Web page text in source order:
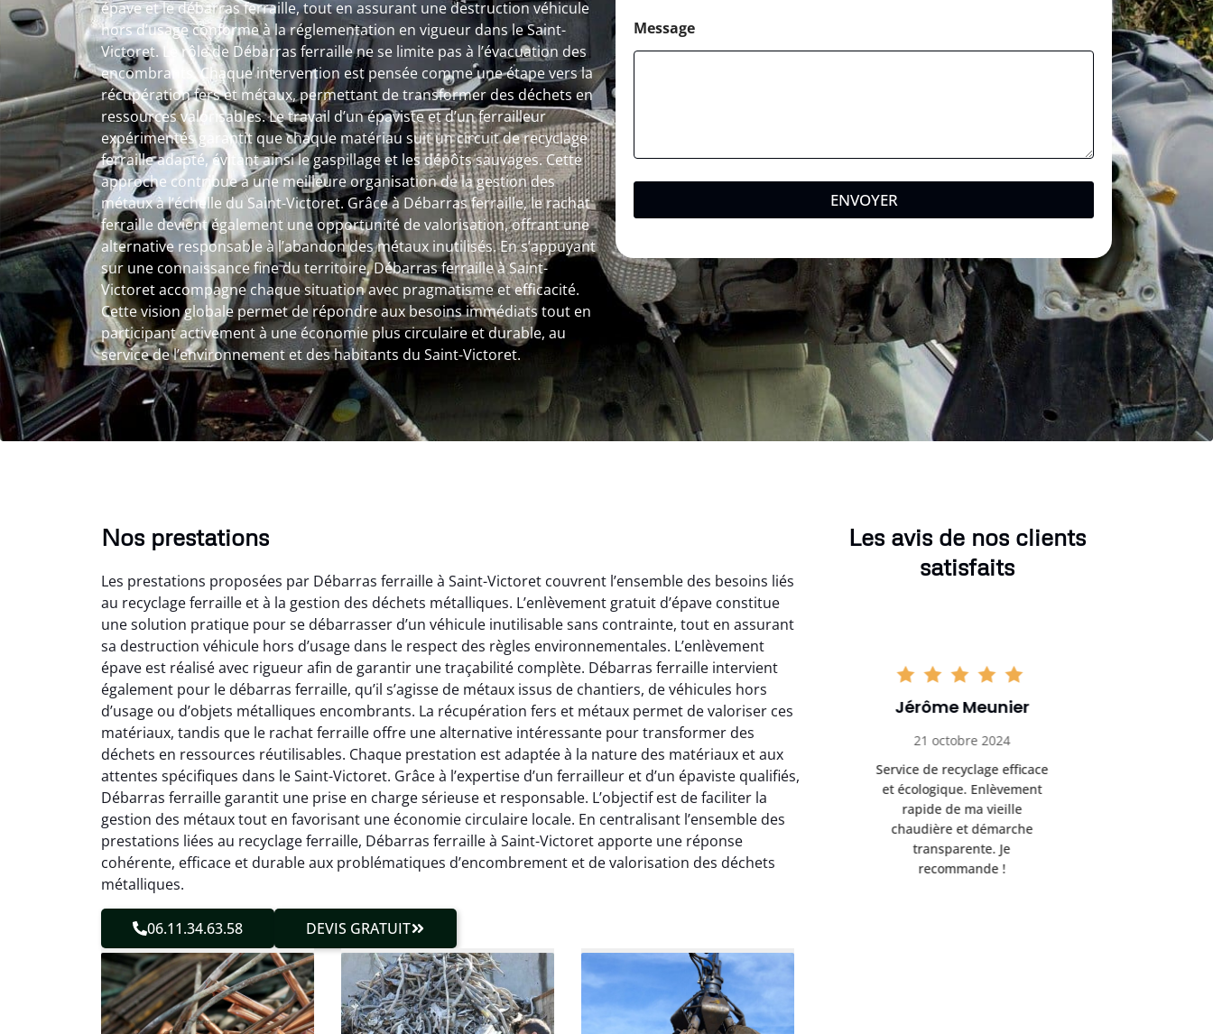
épave et le débarras ferraille, tout en assurant une destruction véhicule
hors d’usage conforme à la réglementation en vigueur dans le Saint-
Victoret. Le rôle de Débarras ferraille ne se limite pas à l’évacuation des
encombrants. Chaque intervention est pensée comme une étape vers la
récupération fers et métaux, permettant de transformer des déchets en
ressources valorisables. Le travail d’un épaviste et d’un ferrailleur
expérimentés garantit que chaque matériau suit un circuit de recyclage
ferraille adapté, évitant ainsi le gaspillage et les dépôts sauvages. Cette
approche contribue à une meilleure organisation de la gestion des
métaux à l’échelle du Saint-Victoret. Grâce à Débarras ferraille, le rachat
ferraille devient également une opportunité de valorisation, offrant une
alternative responsable à l’abandon des métaux inutilisés. En s’appuyant
sur une connaissance fine du territoire, Débarras ferraille à Saint-
Victoret accompagne chaque situation avec pragmatisme et efficacité.
Cette vision globale permet de répondre aux besoins immédiats tout en
participant activement à une économie plus circulaire et durable, au
service de l’environnement et des habitants du Saint-Victoret.
Message
ENVOYER
Nos prestations
Les prestations proposées par Débarras ferraille à Saint-Victoret couvrent l’ensemble des besoins liés
au recyclage ferraille et à la gestion des déchets métalliques. L’enlèvement gratuit d’épave constitue
une solution pratique pour se débarrasser d’un véhicule inutilisable sans contrainte, tout en assurant
sa destruction véhicule hors d’usage dans le respect des règles environnementales. L’enlèvement
épave est réalisé avec rigueur afin de garantir une traçabilité complète. Débarras ferraille intervient
également pour le débarras ferraille, qu’il s’agisse de métaux issus de chantiers, de véhicules hors
d’usage ou d’objets métalliques encombrants. La récupération fers et métaux permet de valoriser ces
matériaux, tandis que le rachat ferraille offre une alternative intéressante pour transformer des
déchets en ressources réutilisables. Chaque prestation est adaptée à la nature des matériaux et aux
attentes spécifiques dans le Saint-Victoret. Grâce à l’expertise d’un ferrailleur et d’un épaviste qualifiés,
Débarras ferraille garantit une prise en charge sérieuse et responsable. L’objectif est de faciliter la
gestion des métaux tout en favorisant une économie circulaire locale. En centralisant l’ensemble des
prestations liées au recyclage ferraille, Débarras ferraille à Saint-Victoret apporte une réponse
cohérente, efficace et durable aux problématiques d’encombrement et de valorisation des déchets
métalliques.
06.11.34.63.58 DEVIS GRATUIT
Les avis de nos clients
satisfaits
Virginie Lambert
26 février 2025
Parfait pour se débarrasser
des vieux métaux ! Équipe
efficace qui a tout enlevé
sans laisser de traces.
Service client très réactif.
Jérôme Meunier
21 octobre 2024
Service de recyclage efficace
et écologique. Enlèvement
rapide de ma vieille
chaudière et démarche
transparente. Je
recommande !
Sophie Gaillard
13 novembre 2024
Très satisfaite du service de
recyclage ferraille. Équipe
ponctuelle et respectueuse
de l'environnement.
Débarrassée de mes
encombrants métalliques en